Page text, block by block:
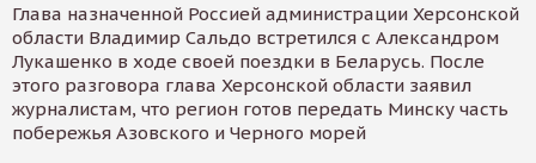
Глава назначенной Россией администрации Херсонской
области Владимир Сальдо встретился с Александром
Лукашенко в ходе своей поездки в Беларусь. После
этого разговора глава Херсонской области заявил
журналистам, что регион готов передать Минску часть
побережья Азовского и Черного морей